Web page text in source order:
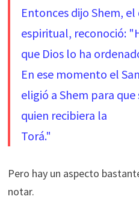
Entonces dijo Shem,
espiritual, reconoció:
que Dios lo ha
En ese momento el
eligió a Shem para que
quien recibiera la
Torá."
Pero hay un aspecto
notar.